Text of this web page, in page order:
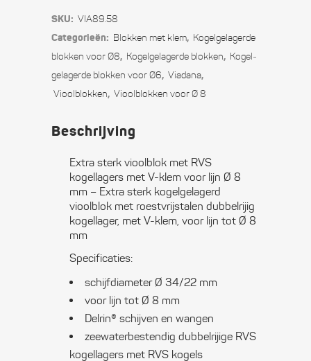
met
RVS
kogellagers
V-
klem
voor
quantity
SKU: VIA89.58
Categorieën: Blokken met klem, Kogel­­gelagerde
blokken voor Ø8, Kogel­gelagerde blokken, Kogel­
gelagerde blokken voor Ø6, Viadana,
Vioolblokken, Vioolblokken voor Ø 8
Beschrijving
Extra sterk vioolblok met RVS
kogellagers met V-klem voor lijn Ø 8
mm – Extra sterk kogelgelagerd
vioolblok met roestvrijstalen dubbelrijig
kogellager, met V-klem, voor lijn tot Ø 8
mm
Specificaties:
schijfdiameter Ø 34/22 mm
voor lijn tot Ø 8 mm
Delrin® schijven en wangen
zeewaterbestendig dubbelrijige RVS
kogellagers met RVS kogels